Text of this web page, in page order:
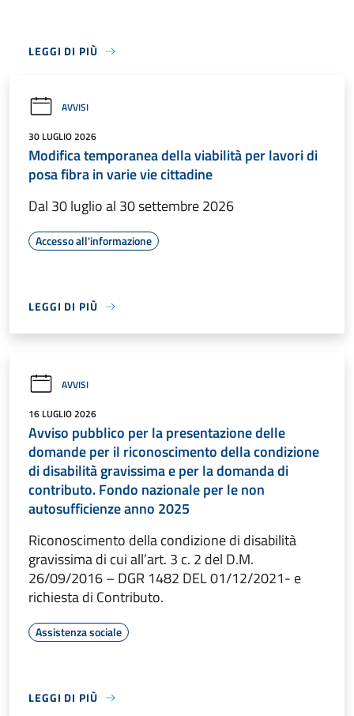
LEGGI DI PIÙ
AVVISI
30 LUGLIO 2026
Modifica temporanea della viabilità per lavori di
posa fibra in varie vie cittadine
Dal 30 luglio al 30 settembre 2026
Accesso all'informazione
LEGGI DI PIÙ
AVVISI
16 LUGLIO 2026
Avviso pubblico per la presentazione delle
domande per il riconoscimento della condizione
di disabilità gravissima e per la domanda di
contributo. Fondo nazionale per le non
autosufficienze anno 2025
Riconoscimento della condizione di disabilità
gravissima di cui all’art. 3 c. 2 del D.M.
26/09/2016 – DGR 1482 DEL 01/12/2021- e
richiesta di Contributo.
Assistenza sociale
LEGGI DI PIÙ